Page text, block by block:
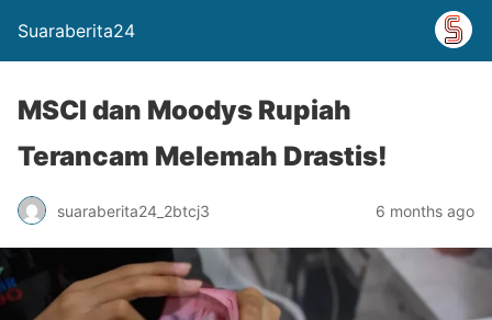
Suaraberita24
MSCI dan Moodys Rupiah
Terancam Melemah Drastis!
suaraberita24_2btcj3 6 months ago